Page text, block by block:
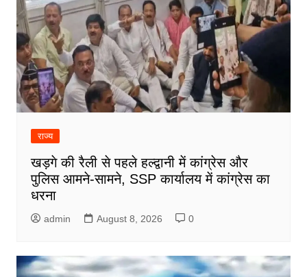
राज्य
खड़गे की रैली से पहले हल्द्वानी में कांग्रेस और
पुलिस आमने-सामने, SSP कार्यालय में कांग्रेस का
धरना
admin August 8, 2026 0